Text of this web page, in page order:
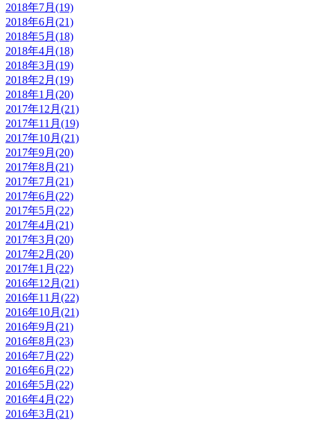
2018年7月(19)
2018年6月(21)
2018年5月(18)
2018年4月(18)
2018年3月(19)
2018年2月(19)
2018年1月(20)
2017年12月(21)
2017年11月(19)
2017年10月(21)
2017年9月(20)
2017年8月(21)
2017年7月(21)
2017年6月(22)
2017年5月(22)
2017年4月(21)
2017年3月(20)
2017年2月(20)
2017年1月(22)
2016年12月(21)
2016年11月(22)
2016年10月(21)
2016年9月(21)
2016年8月(23)
2016年7月(22)
2016年6月(22)
2016年5月(22)
2016年4月(22)
2016年3月(21)